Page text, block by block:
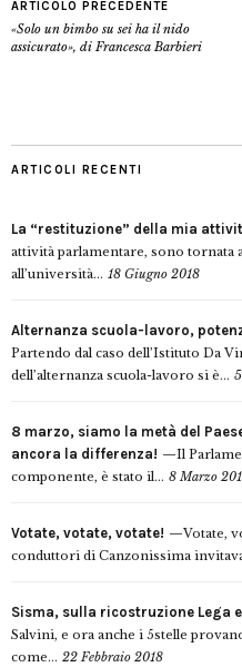
ARTICOLO PRECEDENTE
«Solo un bimbo su sei ha il nido
assicurato», di Francesca Barbieri
ARTICOLI RECENTI
La “restituzione” della mia
attività parlamentare, sono
all’università... 18 Giugno 2018
Alternanza scuola-lavoro,
Partendo dal caso dell’Istituto Da
dell’alternanza scuola-lavoro si è...
8 marzo, siamo la metà del
ancora la differenza!
Il
componente, è stato il... 8 Marzo
Votate, votate, votate!
Votate,
conduttori di Canzonissima
Sisma, sulla ricostruzione Lega
Salvini, e ora anche i 5stelle
come... 22 Febbraio 2018